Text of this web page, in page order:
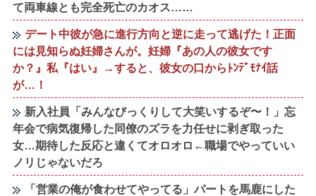
て両車線とも完全死亡のカオス……
デート中彼が急に進行方向と逆に走って逃げた！正面
には見知らぬ妊婦さんが。妊婦『あの人の彼女です
か？』私『はい』→すると、彼女の口からﾄﾝﾃﾞﾓﾅｲ話
が…！
新入社員「みんなびっくりして大笑いするぞ〜！」忘
年会で病気復帰した同僚のズラを力任せに剥ぎ取った
女…期待した反応と違くてオロオロ←職場でやっていい
ノリじゃないだろ
「営業の俺が食わせてやってる」パートを馬鹿にした